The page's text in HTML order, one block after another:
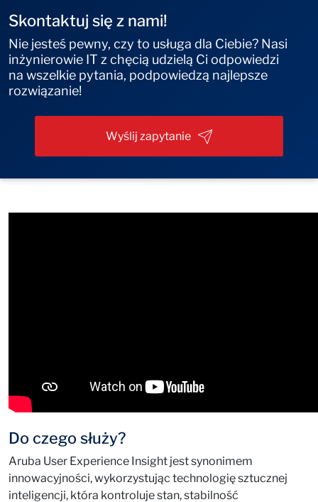
Skontaktuj się z nami!
Nie jesteś pewny, czy to usługa dla Ciebie? Nasi
inżynierowie IT z chęcią udzielą Ci odpowiedzi
na wszelkie pytania, podpowiedzą najlepsze
rozwiązanie!
Wyślij zapytanie
Do czego służy?
Aruba User Experience Insight jest synonimem
innowacyjności, wykorzystując technologię sztucznej
inteligencji, która kontroluje stan, stabilność